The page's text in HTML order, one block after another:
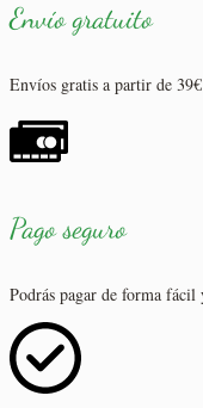
Envío gratuito
Envíos gratis a partir de
Pago seguro
Podrás pagar de forma